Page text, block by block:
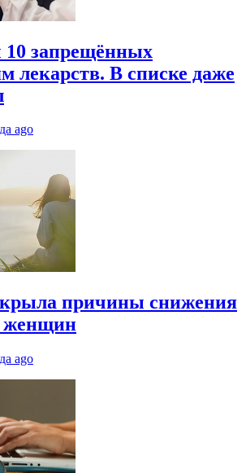
запрещённых
лекарств. В списке даже
ago
причины снижения
женщин
ago